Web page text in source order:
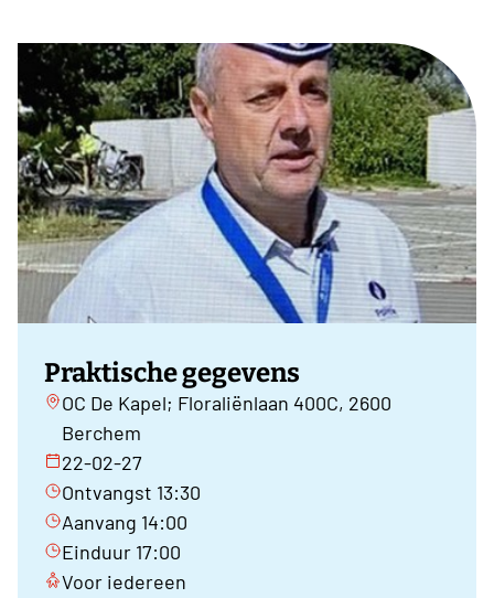
Praktische gegevens
OC De Kapel; Floraliënlaan 400C, 2600
Berchem
22-02-27
Ontvangst 13:30
Aanvang 14:00
Einduur 17:00
Voor iedereen